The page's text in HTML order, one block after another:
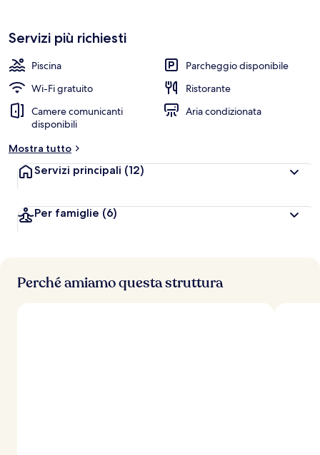
Servizi più richiesti
Piscina
Parcheggio disponibile
Wi-Fi gratuito
Ristorante
Camere comunicanti
disponibili
Aria condizionata
Mostra tutto
Servizi principali (12)
Per famiglie (6)
Perché amiamo questa struttura